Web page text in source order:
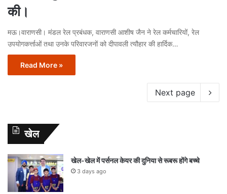
की।
मऊ।वाराणसी। मंडल रेल प्रबंधक, वाराणसी आशीष जैन ने रेल कर्मचारियों, रेल
उपयोगकर्त्ताओं तथा उनके परिवारजनों को दीपावली त्यौहार की हार्दिक…
Read More »
Next page
खेल
खेल-खेल में पर्सनल केयर की दुनिया से रूबरू होंगे बच्चे
3 days ago